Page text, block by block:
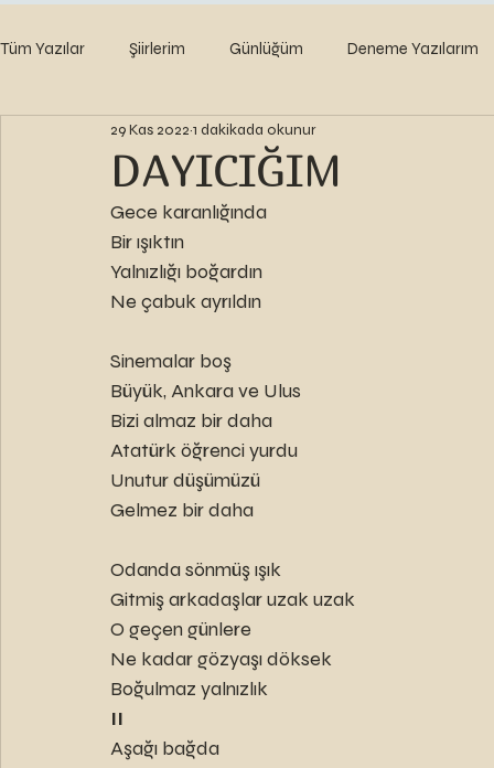
Tüm Yazılar Şiirlerim Günlüğüm Deneme Yazılarım
DAYICIĞIM
29 Kas 2022 1 dakikada okunur
Gece karanlığında
Bir ışıktın
Yalnızlığı boğardın
Ne çabuk ayrıldın
Sinemalar boş
Büyük, Ankara ve Ulus
Bizi almaz bir daha
Atatürk öğrenci yurdu
Unutur düşümüzü
Gelmez bir daha
Odanda sönmüş ışık
Gitmiş arkadaşlar uzak uzak
O geçen günlere
Ne kadar gözyaşı döksek
Boğulmaz yalnızlık
II
Aşağı bağda